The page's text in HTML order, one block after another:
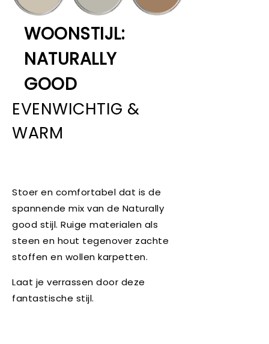
WOONSTIJL:
NATURALLY
GOOD
EVENWICHTIG &
WARM
Stoer en comfortabel dat is de
spannende mix van de Naturally
good stijl. Ruige materialen als
steen en hout tegenover zachte
stoffen en wollen karpetten.
Laat je verrassen door deze
fantastische stijl.